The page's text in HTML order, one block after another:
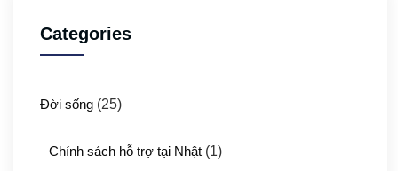
Categories
Đời sống (25)
Chính sách hỗ trợ tại Nhật (1)